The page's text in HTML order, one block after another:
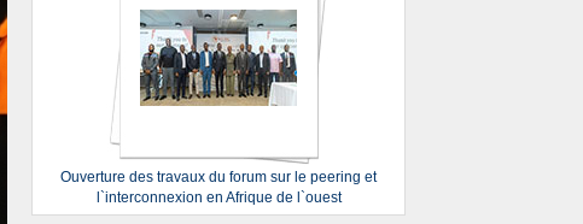
Ouverture des travaux du forum sur le peering et
l`interconnexion en Afrique de l`ouest